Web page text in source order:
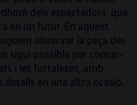
dels espectadors, que
en un futur. En aquest
observar la peça des
sigui possible per copsar-
i les fortaleses, amb
detalls en una altra ocasió.